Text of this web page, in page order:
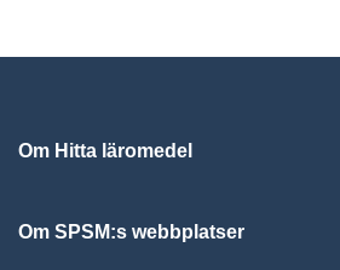
Om Hitta läromedel
Om SPSM:s webbplatser